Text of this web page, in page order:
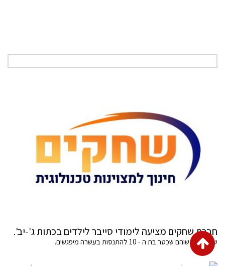
חברת שחקים מציעה לימודי סייבר לילדים בכתות ג'-יב'.
שלחנו את שוהם שכטר בת ה - 10 להתנסות בעשרה מיפגשים.
גלילה
לראש